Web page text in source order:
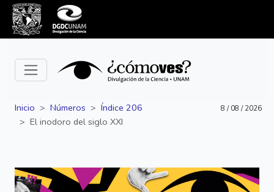
Inicio Números
Índice 206
El inodoro del siglo XXI
8 / 08 / 2026